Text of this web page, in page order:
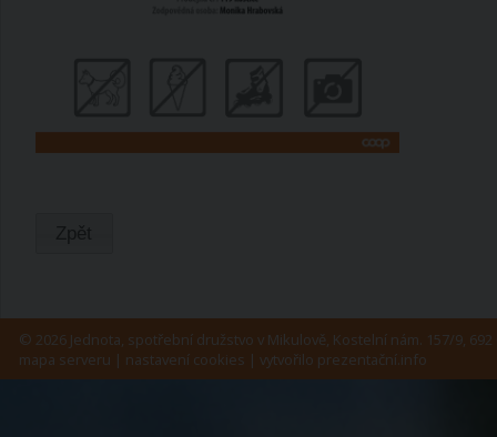
© 2026 Jednota, spotřební družstvo v Mikulově, Kostelní nám. 157/9, 692
mapa serveru | nastavení cookies | vytvořilo prezentační.info